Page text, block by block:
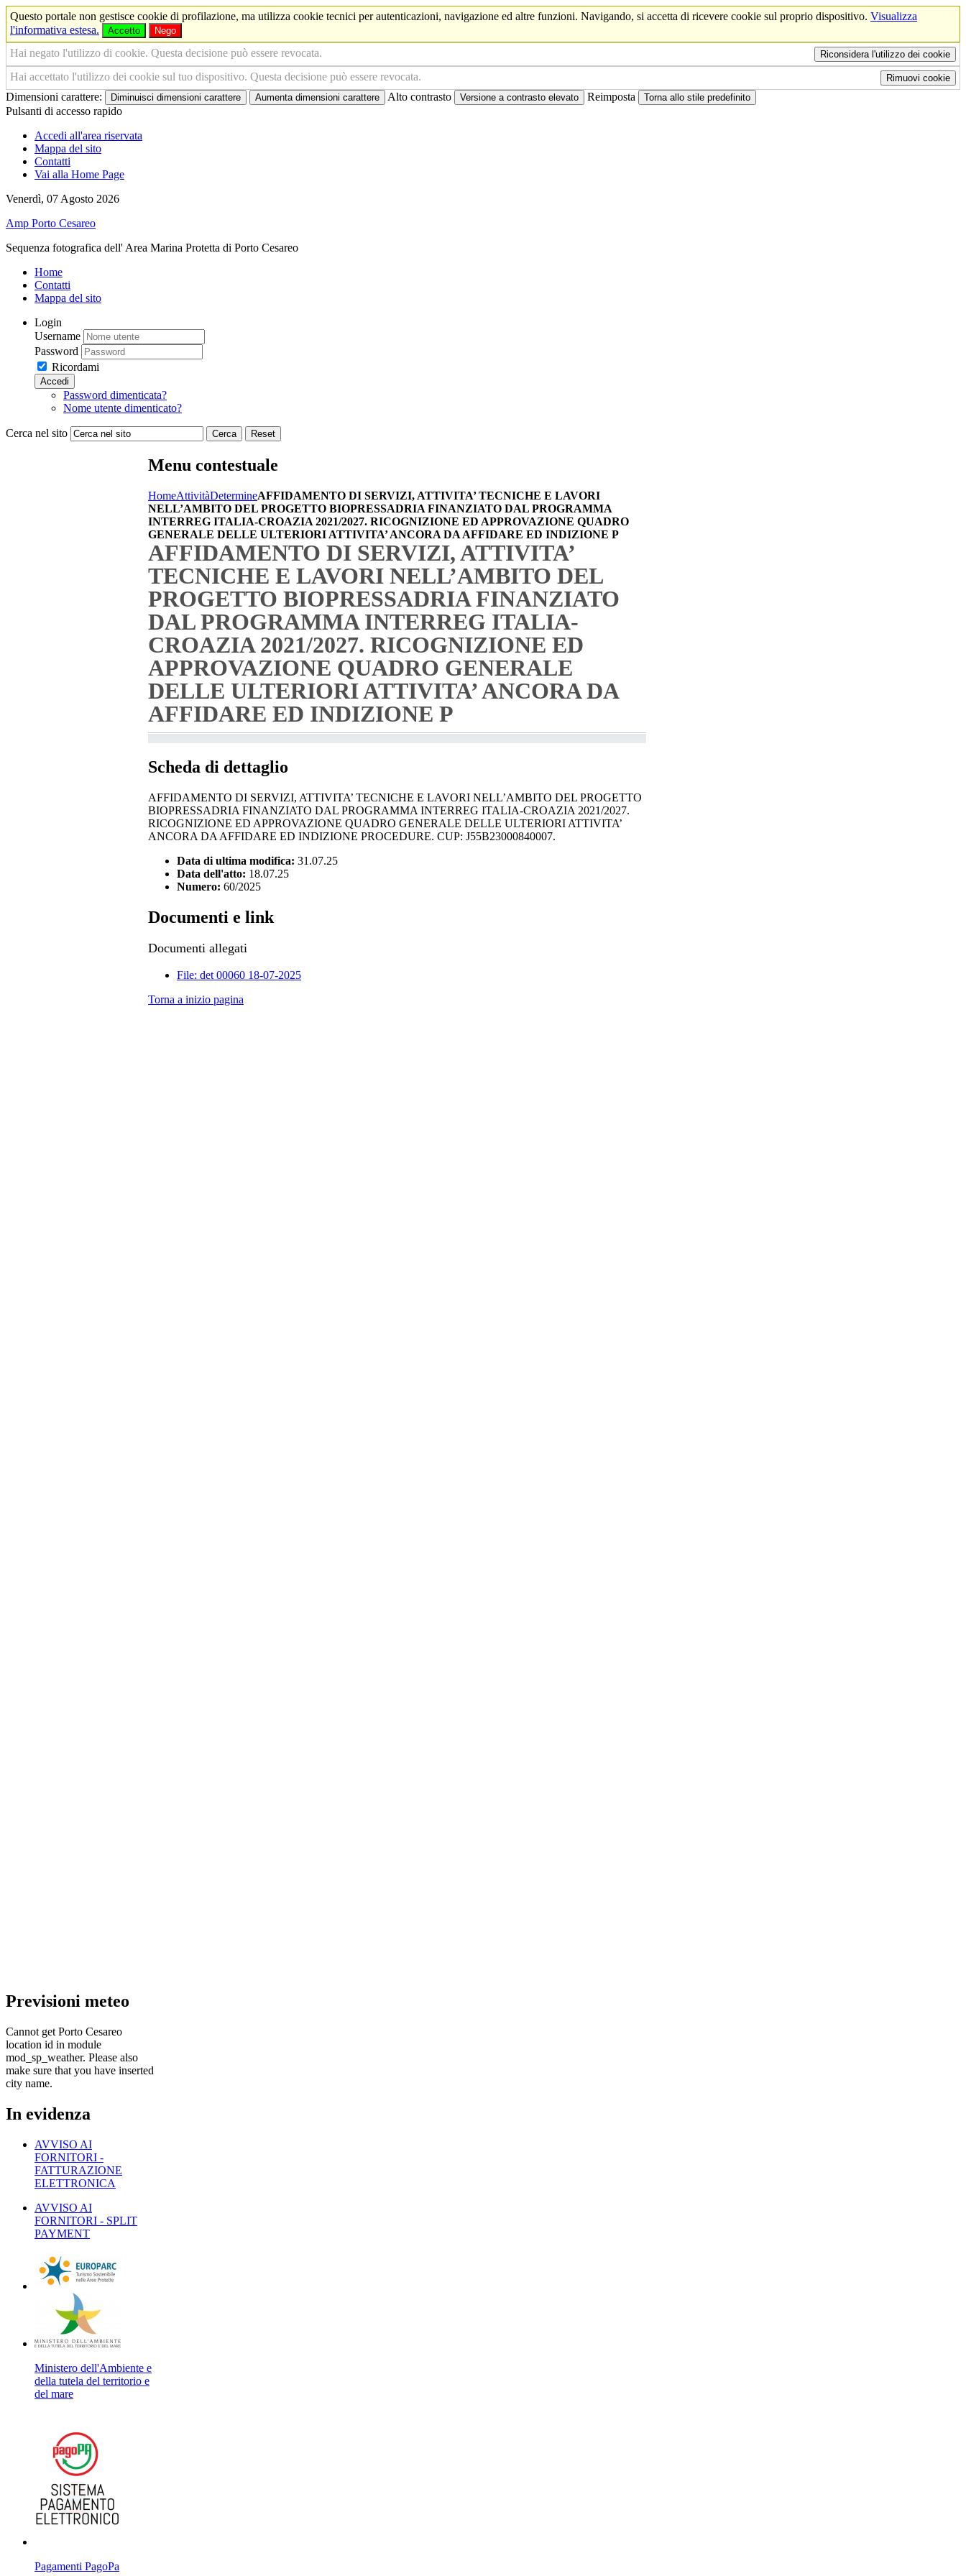
Questo portale non gestisce cookie di profilazione, ma utilizza cookie tecnici per autenticazioni, navigazione ed altre funzioni. Navigando, si accetta di ricevere cookie sul proprio dispositivo. Visualizza
l'informativa estesa.
Accetto Nego
Hai negato l'utilizzo di cookie. Questa decisione può essere revocata. Riconsidera l'utilizzo dei cookie
Hai accettato l'utilizzo dei cookie sul tuo dispositivo. Questa decisione può essere revocata. Rimuovi cookie
Dimensioni carattere: Diminuisci dimensioni carattere Aumenta dimensioni carattere Alto contrasto Versione a contrasto elevato Reimposta Torna allo stile predefinito
Pulsanti di accesso rapido
Accedi all'area riservata
Mappa del sito
Contatti
Vai alla Home Page
Venerdì, 07 Agosto 2026
Amp Porto Cesareo
Sequenza fotografica dell' Area Marina Protetta di Porto Cesareo
Home
Contatti
Mappa del sito
Login
Username
Password
Ricordami
Accedi
Password dimenticata?
Nome utente dimenticato?
Cerca nel sito Cerca Reset
Menu contestuale
HomeAttivitàDetermineAFFIDAMENTO DI SERVIZI, ATTIVITA’ TECNICHE E LAVORI
NELL’AMBITO DEL PROGETTO BIOPRESSADRIA FINANZIATO DAL PROGRAMMA
INTERREG ITALIA-CROAZIA 2021/2027. RICOGNIZIONE ED APPROVAZIONE QUADRO
GENERALE DELLE ULTERIORI ATTIVITA’ ANCORA DA AFFIDARE ED INDIZIONE P
AFFIDAMENTO DI SERVIZI, ATTIVITA’
TECNICHE E LAVORI NELL’AMBITO DEL
PROGETTO BIOPRESSADRIA FINANZIATO
DAL PROGRAMMA INTERREG ITALIA-
CROAZIA 2021/2027. RICOGNIZIONE ED
APPROVAZIONE QUADRO GENERALE
DELLE ULTERIORI ATTIVITA’ ANCORA DA
AFFIDARE ED INDIZIONE P
Scheda di dettaglio
AFFIDAMENTO DI SERVIZI, ATTIVITA’ TECNICHE E LAVORI NELL’AMBITO DEL PROGETTO
BIOPRESSADRIA FINANZIATO DAL PROGRAMMA INTERREG ITALIA-CROAZIA 2021/2027.
RICOGNIZIONE ED APPROVAZIONE QUADRO GENERALE DELLE ULTERIORI ATTIVITA’
ANCORA DA AFFIDARE ED INDIZIONE PROCEDURE. CUP: J55B23000840007.
Data di ultima modifica: 31.07.25
Data dell'atto: 18.07.25
Numero: 60/2025
Documenti e link
Documenti allegati
File: det 00060 18-07-2025
Torna a inizio pagina
Previsioni meteo
Cannot get Porto Cesareo
location id in module
mod_sp_weather. Please also
make sure that you have inserted
city name.
In evidenza
AVVISO AI
FORNITORI -
FATTURAZIONE
ELETTRONICA
AVVISO AI
FORNITORI - SPLIT
PAYMENT
Ministero dell'Ambiente e
della tutela del territorio e
del mare
Pagamenti PagoPa